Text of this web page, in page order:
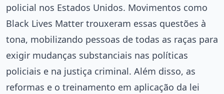
policial nos Estados Unidos. Movimentos como
Black Lives Matter trouxeram essas questões à
tona, mobilizando pessoas de todas as raças para
exigir mudanças substanciais nas políticas
policiais e na justiça criminal. Além disso, as
reformas e o treinamento em aplicação da lei